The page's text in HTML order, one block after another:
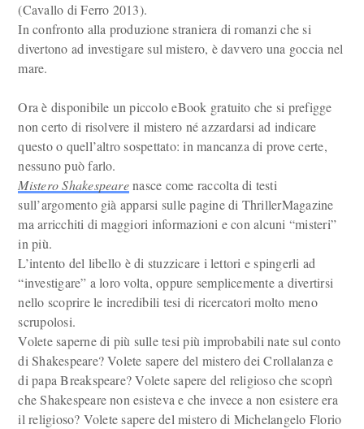
(Cavallo di Ferro 2013).
In confronto alla produzione straniera di romanzi che si
divertono ad investigare sul mistero, è davvero una goccia nel
mare.
Ora è disponibile un piccolo eBook gratuito che si prefigge
non certo di risolvere il mistero né azzardarsi ad indicare
questo o quell’altro sospettato: in mancanza di prove certe,
nessuno può farlo.
Mistero Shakespearenasce come raccolta di testi
sull’argomento già apparsi sulle pagine di ThrillerMagazine
ma arricchiti di maggiori informazioni e con alcuni “misteri”
in più.
L’intento del libello è di stuzzicare i lettori e spingerli ad
“investigare” a loro volta, oppure semplicemente a divertirsi
nello scoprire le incredibili tesi di ricercatori molto meno
scrupolosi.
Volete saperne di più sulle tesi più improbabili nate sul conto
di Shakespeare? Volete sapere del mistero dei Crollalanza e
di papa Breakspeare? Volete sapere del religioso che scoprì
che Shakespeare non esisteva e che invece a non esistere era
il religioso? Volete sapere del mistero di Michelangelo Florio